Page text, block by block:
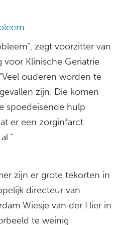
zegt voorzitter van
voor Klinische Geriatrie
ouderen worden te
zijn. Die komen
spoedeisende hulp
er een zorginfarct
zijn er grote tekorten in
directeur van
Wiesje van der Flier in
te weinig